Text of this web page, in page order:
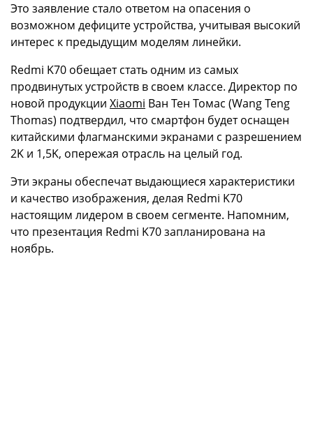
Это заявление стало ответом на опасения о
возможном дефиците устройства, учитывая высокий
интерес к предыдущим моделям линейки.
Redmi K70 обещает стать одним из самых
продвинутых устройств в своем классе. Директор по
новой продукции Xiaomi Ван Тен Томас (Wang Teng
Thomas) подтвердил, что смартфон будет оснащен
китайскими флагманскими экранами с разрешением
2K и 1,5K, опережая отрасль на целый год.
Эти экраны обеспечат выдающиеся характеристики
и качество изображения, делая Redmi K70
настоящим лидером в своем сегменте. Напомним,
что презентация Redmi K70 запланирована на
ноябрь.